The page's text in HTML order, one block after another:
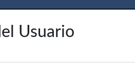
Usuario